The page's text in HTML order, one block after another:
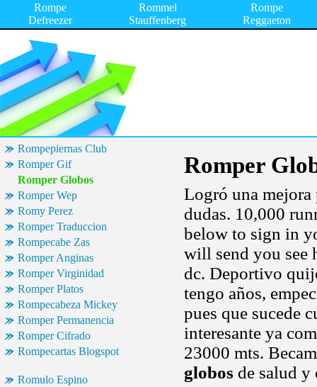
Rompe
Defreezer
Rommel
Stauffenberg
Rompe
Reggaeton
Rompepiernas Club
Romper Gif
Romper Globos
Romper Wep
Romy Perez
Romper Traduccion
Rompecabe Zas
Romper Anginas
Romper Virginidad
Romper Platos
Rompecabeza Mickey
Romper Permanencia
Romper Cifrado
Rompecartas Blogspot
Romulo Espino
Romper
Logró una mejora
dudas. 10,000
below to sign in
will send you see
dc. Deportivo
tengo años,
pues que sucede
interesante ya
23000 mts.
globos de salud y